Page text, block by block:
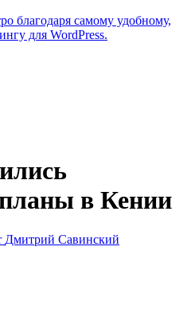
благодаря самому удобному,
для WordPress.
в Кении
Дмитрий Савинский